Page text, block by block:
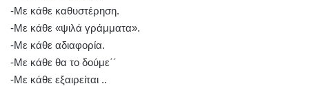
-Με κάθε καθυστέρηση.
-Με κάθε «ψιλά γράμματα».
-Με κάθε αδιαφορία.
-Με κάθε θα το δούμε΄΄
-Με κάθε εξαιρείται ..